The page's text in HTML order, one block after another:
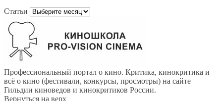
Статьи
Профессиональный портал о кино. Критика, кинокритика и
всё о кино (фестивали, конкурсы, просмотры) на сайте
Гильдии киноведов и кинокритиков России.
Вернуться на верх